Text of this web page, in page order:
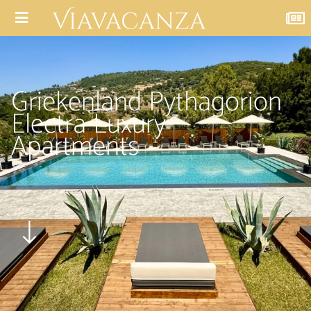
Griekenland Pythagorion
Electra Luxury
Apartments